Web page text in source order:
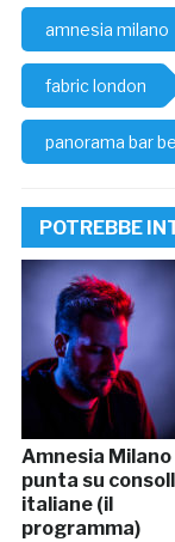
amnesia milano
fabric london
panorama bar
POTREBBE
Amnesia Milano
punta su
italiane (il
programma)